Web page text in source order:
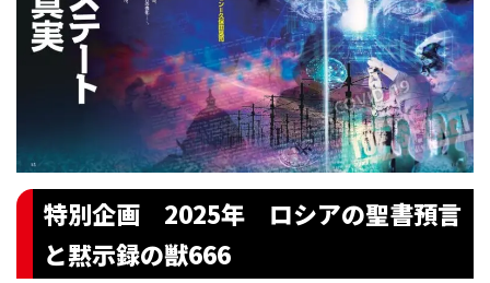
特別企画 2025年 ロシアの聖書預言
と黙示録の獣666